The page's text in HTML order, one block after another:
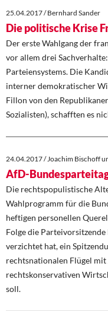
25.04.2017 / Bernhard Sander
Die politische Krise
Der erste Wahlgang der
vor allem drei
Parteiensystems. Die
interner demokratischer
Fillon von den
Sozialisten), schafften es
24.04.2017 / Joachim Bischoff
AfD-
Die rechtspopulistische
Wahlprogramm für die
heftigen personellen
Folge die
verzichtet hat, ein
rechtsnationalen Flügel
rechtskonservativen
soll.